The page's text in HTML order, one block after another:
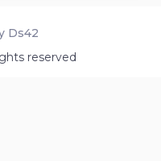
reserved
Ds42